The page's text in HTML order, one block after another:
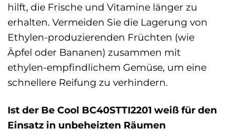
hilft, die Frische und Vitamine länger zu
erhalten. Vermeiden Sie die Lagerung von
Ethylen-produzierenden Früchten (wie
Äpfel oder Bananen) zusammen mit
ethylen-empfindlichem Gemüse, um eine
schnellere Reifung zu verhindern.
Ist der Be Cool BC40STTI2201 weiß für den
Einsatz in unbeheizten Räumen